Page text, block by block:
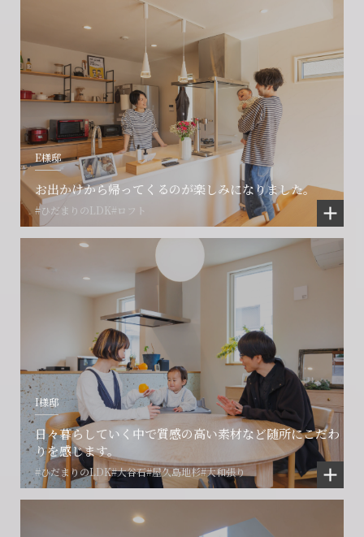
E様邸
お出かけから帰ってくるのが楽しみになりました。
#ひだまりのLDK#ロフト
I様邸
日々暮らしていく中で質感の高い素材など随所にこだわ
りを感じます。
#ひだまりのLDK#大谷石#屋久島地杉#大和張り